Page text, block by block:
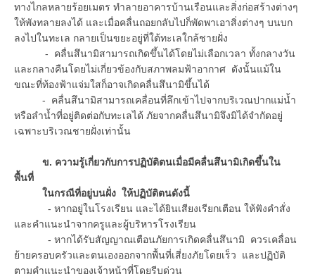
ทางไกลหลายร้อยเมตร ทำลายอาคารบ้านเรือนและสิ่งก่อสร้างต่างๆ
ให้พังทลายลงได้ และเมื่อคลื่นถอยกลับไปก็พัดพาเอาสิ่งต่างๆ บนบก
ลงไปในทะเล กลายเป็นขยะอยู่ที่ใต้ทะเลใกล้ชายฝั่ง
- คลื่นสึนามิสามารถเกิดขึ้นได้โดยไม่เลือกเวลา ทั้งกลางวัน
และกลางคืนโดยไม่เกี่ยวข้องกับสภาพลมฟ้าอากาศ ดังนั้นแม้ใน
ขณะที่ท้องฟ้าแจ่มใสก็อาจเกิดคลื่นสึนามิขึ้นได้
- คลื่นสึนามิสามารถเคลื่อนที่ลึกเข้าไปจากบริเวณปากแม่น้ำ
หรือลำน้ำที่อยู่ติดต่อกับทะเลได้ ภัยจากคลื่นสึนามิจึงมิได้จำกัดอยู่
เฉพาะบริเวณชายฝั่งเท่านั้น
ข. ความรู้เกี่ยวกับการปฏิบัติตนเมื่อมีคลื่นสึนามิเกิดขึ้นใน
พื้นที่
ในกรณีที่อยู่บนฝั่ง ให้ปฏิบัติตนดังนี้
- หากอยู่ในโรงเรียน และได้ยินเสียงเรียกเตือน ให้ฟังคำสั่ง
และคำแนะนำจากครูและผู้บริหารโรงเรียน
- หากได้รับสัญญาณเตือนภัยการเกิดคลื่นสึนามิ ควรเคลื่อน
ย้ายครอบครัวและตนเองออกจากพื้นที่เสี่ยงภัยโดยเร็ว และปฏิบัติ
ตามคำแนะนำของเจ้าหน้าที่โดยรีบด่วน